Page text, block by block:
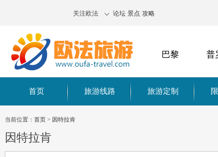
关注欧法 论坛 景点 攻略
巴黎 普
首页 旅游线路 旅游定制
当前位置： 首页 > 因特拉肯
因特拉肯